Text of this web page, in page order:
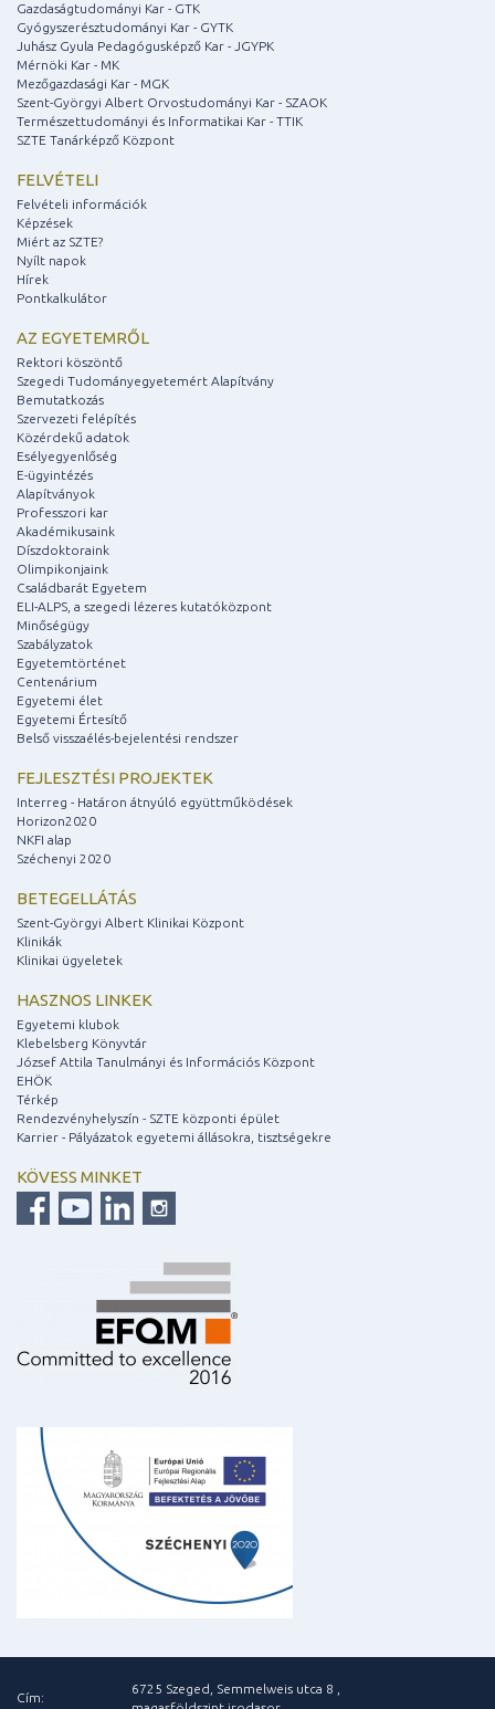
Gazdaságtudományi Kar - GTK
Gyógyszerésztudományi Kar - GYTK
Juhász Gyula Pedagógusképző Kar - JGYPK
Mérnöki Kar - MK
Mezőgazdasági Kar - MGK
Szent-Györgyi Albert Orvostudományi Kar - SZAOK
Természettudományi és Informatikai Kar - TTIK
SZTE Tanárképző Központ
FELVÉTELI
Felvételi információk
Képzések
Miért az SZTE?
Nyílt napok
Hírek
Pontkalkulátor
AZ EGYETEMRŐL
Rektori köszöntő
Szegedi Tudományegyetemért Alapítvány
Bemutatkozás
Szervezeti felépítés
Közérdekű adatok
Esélyegyenlőség
E-ügyintézés
Alapítványok
Professzori kar
Akadémikusaink
Díszdoktoraink
Olimpikonjaink
Családbarát Egyetem
ELI-ALPS, a szegedi lézeres kutatóközpont
Minőségügy
Szabályzatok
Egyetemtörténet
Centenárium
Egyetemi élet
Egyetemi Értesítő
Belső visszaélés-bejelentési rendszer
FEJLESZTÉSI PROJEKTEK
Interreg - Határon átnyúló együttműködések
Horizon2020
NKFI alap
Széchenyi 2020
BETEGELLÁTÁS
Szent-Györgyi Albert Klinikai Központ
Klinikák
Klinikai ügyeletek
HASZNOS LINKEK
Egyetemi klubok
Klebelsberg Könyvtár
József Attila Tanulmányi és Információs Központ
EHÖK
Térkép
Rendezvényhelyszín - SZTE központi épület
Karrier - Pályázatok egyetemi állásokra, tisztségekre
KÖVESS MINKET
Cím:
6725 Szeged, Semmelweis utca 8 ,